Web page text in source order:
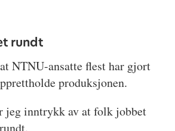
rundt
NTNU-ansatte flest har gjort
produksjonen.
jeg inntrykk av at folk jobbet